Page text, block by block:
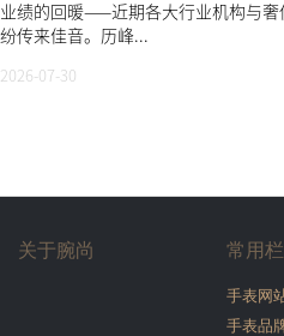
业绩的回暖——近期各大行业机构与
纷传来佳音。历峰...
2026-07-30
关于腕尚 常用栏
手表网
手表品